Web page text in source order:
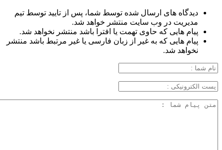
دیدگاه های ارسال شده توسط شما، پس از تایید توسط تیم
مدیریت در وب سایت منتشر خواهد شد.
پیام هایی که حاوی تهمت یا افترا باشد منتشر نخواهد شد.
پیام هایی که به غیر از زبان فارسی یا غیر مرتبط باشد منتشر
نخواهد شد.